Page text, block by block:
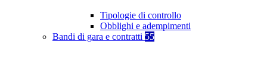
Tipologie di controllo
Obblighi e adempimenti
Bandi di gara e contratti 55